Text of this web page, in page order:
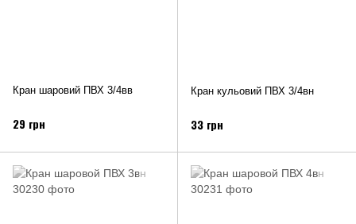
Кран шаровий ПВХ 3/4вв
29 грн
Кран кульовий ПВХ 3/4вн
33 грн